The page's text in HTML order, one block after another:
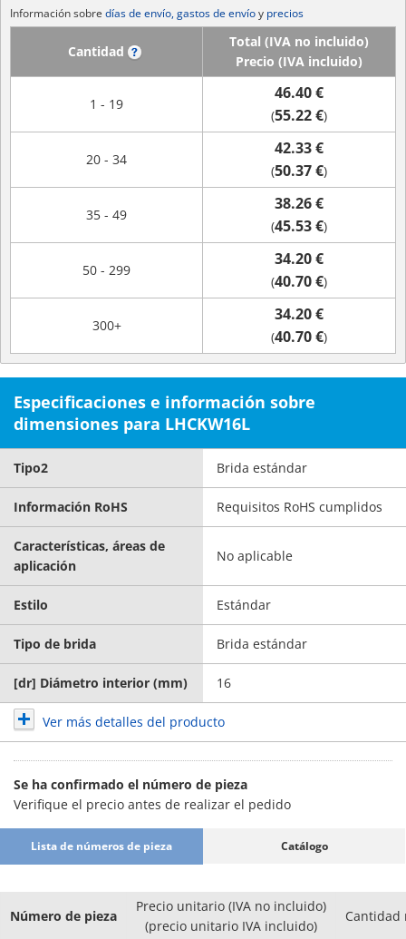
Información sobre días de envío, gastos de envíoy precios
Cantidad
Total (IVA no incluido)
Precio (IVA incluido)
1 - 19
46.40 €
(55.22 €)
20 - 34
42.33 €
(50.37 €)
35 - 49
38.26 €
(45.53 €)
50 - 299
34.20 €
(40.70 €)
300+
34.20 €
(40.70 €)
Especificaciones e información sobre
dimensiones para LHCKW16L
Tipo2 Brida estándar
Información RoHS Requisitos RoHS cumplidos
Características, áreas de
aplicación
No aplicable
Estilo Estándar
Tipo de brida Brida estándar
[dr] Diámetro interior (mm) 16
Ver más detalles del producto
Se ha confirmado el número de pieza
Verifique el precio antes de realizar el pedido
Lista de números de pieza Catálogo
Número de pieza
Precio unitario (IVA no incluido)
(precio unitario IVA incluido)
Cantidad